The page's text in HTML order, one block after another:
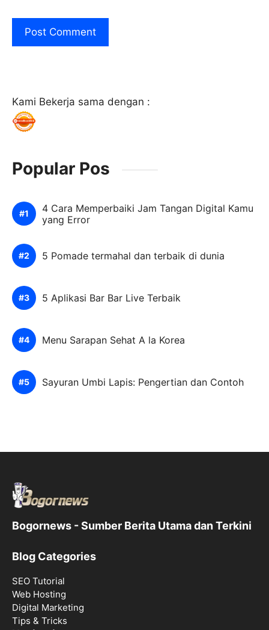
Kami Bekerja sama dengan :
Popular Pos
4 Cara Memperbaiki Jam Tangan Digital Kamu
yang Error
5 Pomade termahal dan terbaik di dunia
5 Aplikasi Bar Bar Live Terbaik
Menu Sarapan Sehat A la Korea
Sayuran Umbi Lapis: Pengertian dan Contoh
Bogornews - Sumber Berita Utama dan Terkini
Blog Categories
SEO Tutorial
Web Hosting
Digital Marketing
Tips & Tricks